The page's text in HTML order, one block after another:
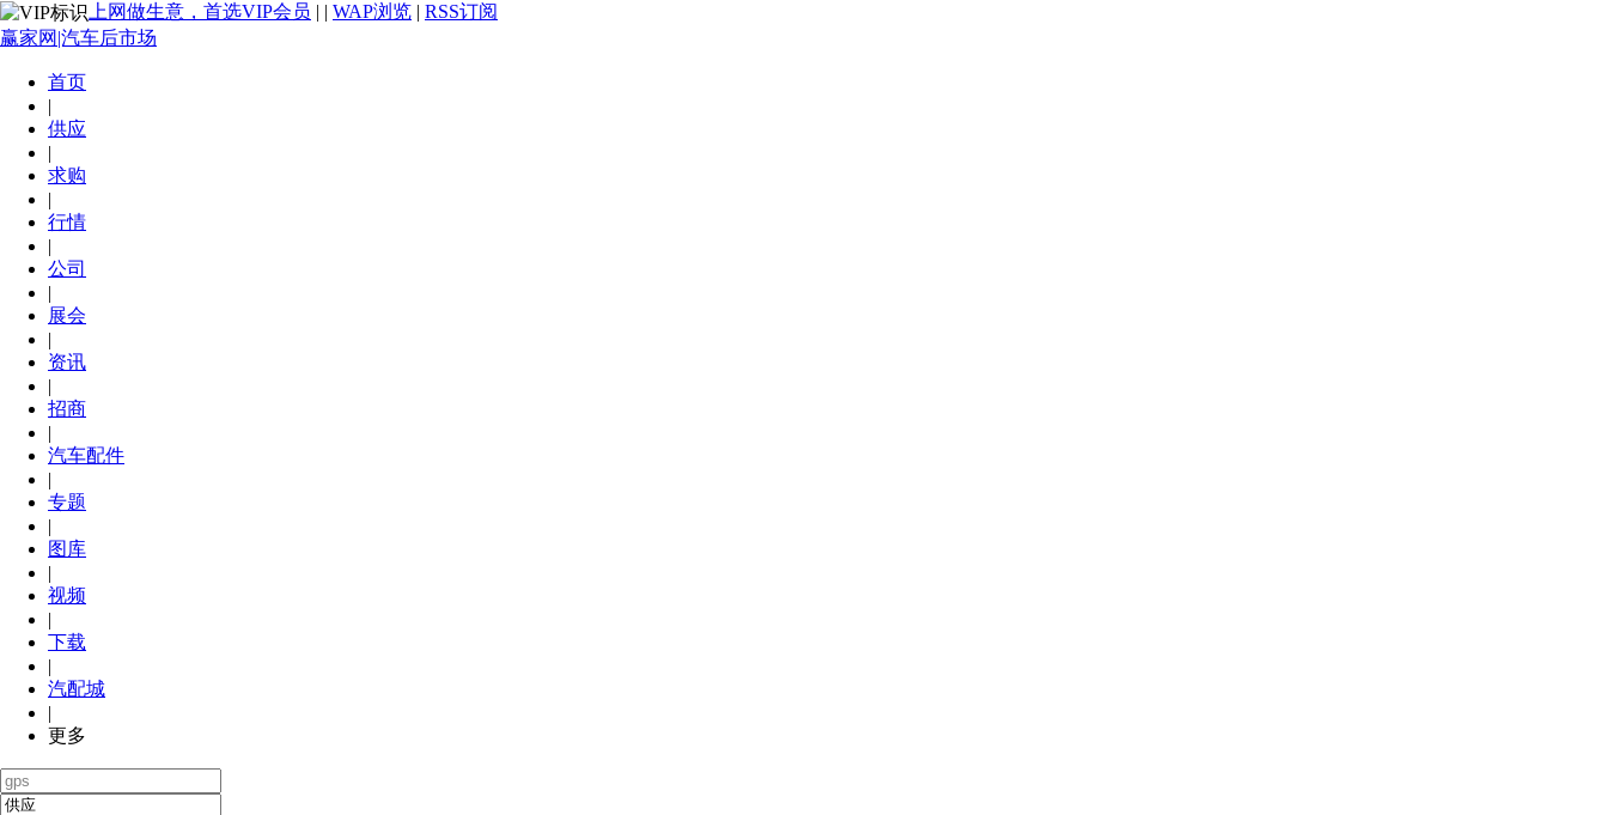
上网做生意，首选VIP会员 | | WAP浏览 | RSS订阅
赢家网|汽车后市场
首页
|
供应
|
求购
|
行情
|
公司
|
展会
|
资讯
|
招商
|
汽车配件
|
专题
|
图库
|
视频
|
下载
|
汽配城
|
更多